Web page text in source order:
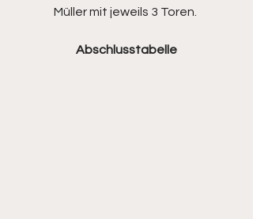
Müller mit jeweils 3 Toren.
Abschlusstabelle